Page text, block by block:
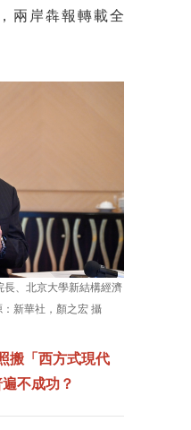
兩岸犇報轉載全
長、北京大學新結構經濟
新華社，顏之宏 攝
搬「西方式現代
不成功？